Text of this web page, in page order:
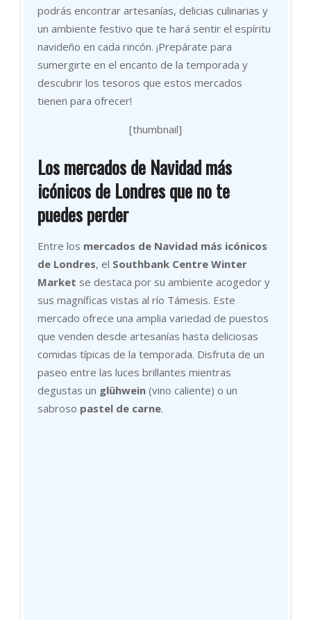
podrás encontrar artesanías, delicias culinarias y
un ambiente festivo que te hará sentir el espíritu
navideño en cada rincón. ¡Prepárate para
sumergirte en el encanto de la temporada y
descubrir los tesoros que estos mercados
tienen para ofrecer!
[thumbnail]
Los mercados de Navidad más
icónicos de Londres que no te
puedes perder
Entre los mercados de Navidad más icónicos
de Londres, el Southbank Centre Winter
Market se destaca por su ambiente acogedor y
sus magníficas vistas al río Támesis. Este
mercado ofrece una amplia variedad de puestos
que venden desde artesanías hasta deliciosas
comidas típicas de la temporada. Disfruta de un
paseo entre las luces brillantes mientras
degustas un glühwein (vino caliente) o un
sabroso pastel de carne.